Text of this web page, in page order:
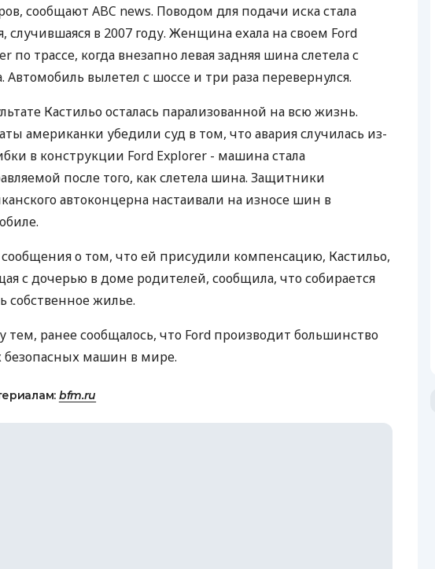
КЕШБЭКА
БАНКОВСКИМ КАРТАМ
сообщают ABC news. Поводом для подачи иска стала
случившаяся в 2007 году. Женщина ехала на своем Ford
по трассе, когда внезапно левая задняя шина слетела с
Автомобиль вылетел с шоссе и три раза перевернулся.
Кастильо осталась парализованной на всю жизнь.
американки убедили суд в том, что авария случилась из-
в конструкции Ford Explorer - машина стала
после того, как слетела шина. Защитники
автоконцерна настаивали на износе шин в
сообщения о том, что ей присудили компенсацию, Кастильо,
с дочерью в доме родителей, сообщила, что собирается
собственное жилье.
ранее сообщалось, что Ford производит большинство
безопасных машин в мире.
bfm.ru